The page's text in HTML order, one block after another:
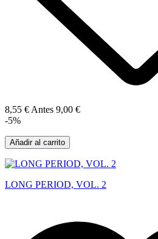
8,55 €Antes 9,00 €
-5%
Añadir al carrito
LONG PERIOD, VOL. 2